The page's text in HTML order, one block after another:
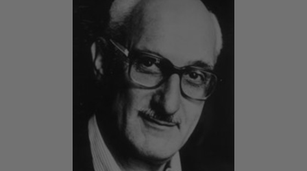
КАТЕГОРИЈЕ
НАЈПРОДАВАНИЈЕ
НОВЕ КЊИГЕ
ОТРГНУТО ОД
ЗАБОРАВА
АУТОРИ
АКТУЕЛНОСТИ